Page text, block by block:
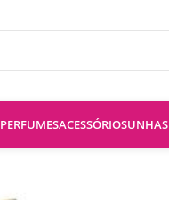
PERFUMESACESSÓRIOSUNHAS